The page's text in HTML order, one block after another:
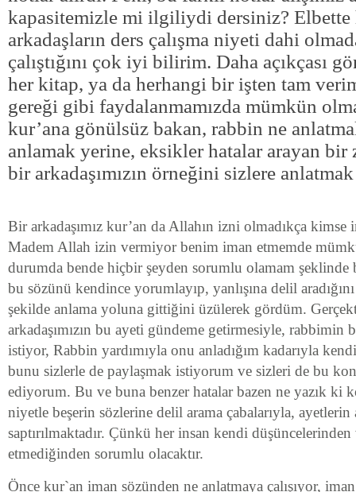
kapasitemizle mi ilgiliydi dersiniz? Elbette
arkadaşların ders çalışma niyeti dahi
çalıştığını çok iyi bilirim. Daha açıkçası
her kitap, ya da herhangi bir işten tam
gereği gibi faydalanmamızda mümkün
kur’ana gönülsüz bakan, rabbin ne
anlamak yerine, eksikler hatalar arayan
bir arkadaşımızın örneğini sizlere
Bir arkadaşımız kur’an da Allahın izni olmadıkça kimse
Madem Allah izin vermiyor benim iman etmemde
durumda bende hiçbir şeyden sorumlu olamam şeklinde
bu sözünü kendince yorumlayıp, yanlışına delil
şekilde anlama yoluna gittiğini üzülerek gördüm.
arkadaşımızın bu ayeti gündeme getirmesiyle, rabbimin
istiyor, Rabbin yardımıyla onu anladığım kadarıyla
bunu sizlerle de paylaşmak istiyorum ve sizleri de bu
ediyorum. Bu ve buna benzer hatalar bazen ne yazık ki
niyetle beşerin sözlerine delil arama çabalarıyla, ayetlerin
saptırılmaktadır. Çünkü her insan kendi
etmediğinden sorumlu olacaktır.
Önce kur`an iman sözünden ne anlatmaya çalışıyor,